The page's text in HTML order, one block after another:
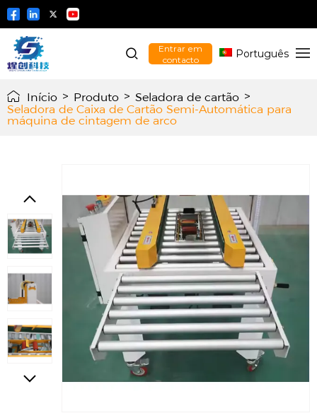
Entrar em
contacto
Português
Início > Produto > Seladora de cartão >
Seladora de Caixa de Cartão Semi-Automática para
máquina de cintagem de arco